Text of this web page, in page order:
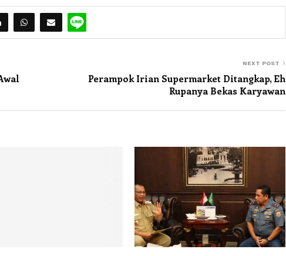
NEXT POST
Perampok Irian Supermarket Ditangkap, Eh
Rupanya Bekas Karyawan